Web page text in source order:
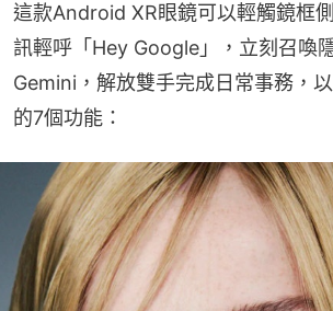
這款Android XR眼鏡可以輕觸鏡框
訊輕呼「Hey Google」，立刻召喚
Gemini，解放雙手完成日常事務，
的7個功能：